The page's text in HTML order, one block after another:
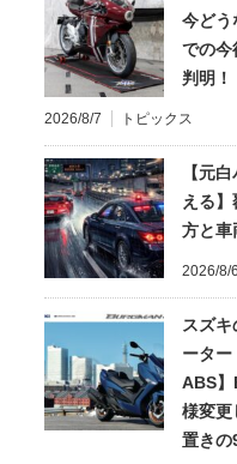
今ど
での今
判明！
2026/8/7 トピックス
【元
える
方と車
2026/8/6
スズ
ータ
ABS】
様変更
置きの